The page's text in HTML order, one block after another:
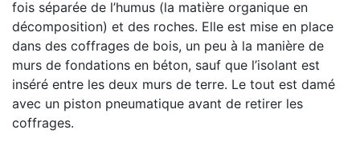
fois séparée de l’humus (la matière organique en
décomposition) et des roches. Elle est mise en place
dans des coffrages de bois, un peu à la manière de
murs de fondations en béton, sauf que l’isolant est
inséré entre les deux murs de terre. Le tout est damé
avec un piston pneumatique avant de retirer les
coffrages.